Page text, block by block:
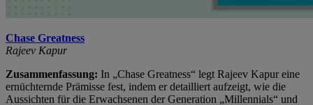
Chase Greatness
Rajeev Kapur
Zusammenfassung: In „Chase Greatness“ legt Rajeev Kapur eine
ernüchternde Prämisse fest, indem er detailliert aufzeigt, wie die
Aussichten für die Erwachsenen der Generation „Millennials“ und